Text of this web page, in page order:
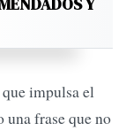
impulsa el
frase que no